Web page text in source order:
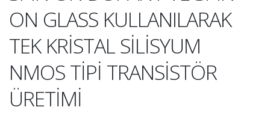
ON GLASS KULLANILARAK
TEK KRİSTAL SİLİSYUM
NMOS TİPİ TRANSİSTÖR
ÜRETİMİ